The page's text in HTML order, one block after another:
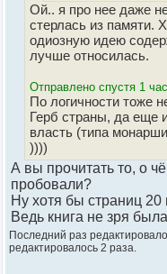
Ой.. я про нее даже
стерлась из памяти.
одиозную идею
лучше относилась.
Отправлено спустя 1
По логичности тоже
Герб страны, да еще
власть (типа
))))
А вы прочитать то, о
пробовали?
Ну хотя бы страниц
Ведь книга не зря
Последний раз
редактировалось 2 раза.